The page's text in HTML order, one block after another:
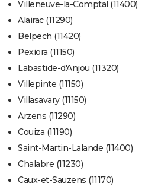
Villeneuve-la-Comptal (11400)
Alairac (11290)
Belpech (11420)
Pexiora (11150)
Labastide-d'Anjou (11320)
Villepinte (11150)
Villasavary (11150)
Arzens (11290)
Couiza (11190)
Saint-Martin-Lalande (11400)
Chalabre (11230)
Caux-et-Sauzens (11170)